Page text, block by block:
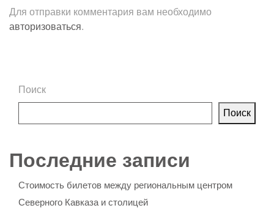
Для отправки комментария вам необходимо
авторизоваться.
Поиск
Поиск
Последние записи
Стоимость билетов между региональным центром
Северного Кавказа и столицей